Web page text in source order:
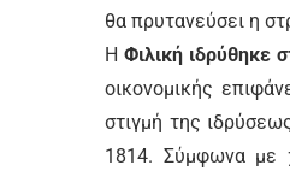
θα πρυτανεύσει η
ΗΦιλική ιδρύθηκε
οικονομικής
στιγμή της
1814. Σύμφωνα με